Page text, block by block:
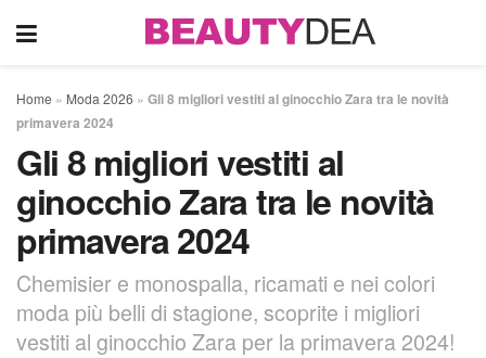
Home » Moda 2026 » Gli 8 migliori vestiti al ginocchio Zara tra le novità
primavera 2024
Gli 8 migliori vestiti al
ginocchio Zara tra le novità
primavera 2024
Chemisier e monospalla, ricamati e nei colori
moda più belli di stagione, scoprite i migliori
vestiti al ginocchio Zara per la primavera 2024!